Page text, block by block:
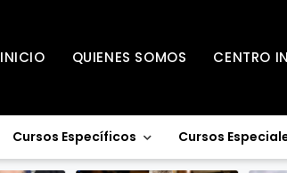
INICIO QUIENES SOMOS CENTRO
Cursos Específicos Cursos